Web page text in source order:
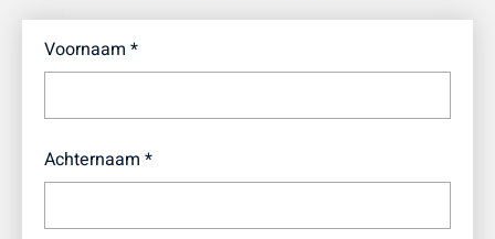
Voornaam *
Achternaam *